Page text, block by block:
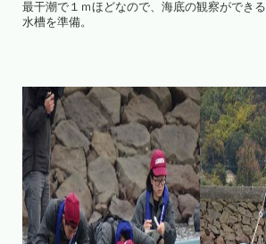
最干潮で１ｍほどなので、海底の観察ができ
水槽を準備。